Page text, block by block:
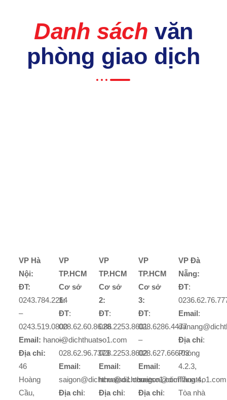
Danh sách văn
phòng giao dịch
VP Hà
Nội:
ĐT:
0243.784.2264
–
0243.519.0800
Email: hanoi@dichthuatso1.com
Địa chỉ:
46
Hoàng
Cầu,
VP
TP.HCM
Cơ sở
1:
ĐT:
028.62.60.86.86
–
028.62.96.7373
Email:
saigon@dichthuatso1.com
Địa chỉ:
VP
TP.HCM
Cơ sở
2:
ĐT:
028.2253.8601
–
028.2253.8602
Email:
hcm@dichthuatso1.com
Địa chỉ:
VP
TP.HCM
Cơ sở
3:
ĐT:
028.6286.4477
–
028.627.666.03
Email:
saigon@dichthuatso1.com
Địa chỉ:
VP Đà
Nẵng:
ĐT:
Email:
Địa chỉ:
Phòng
4.2.3,
Tầng 4,
Tòa nhà